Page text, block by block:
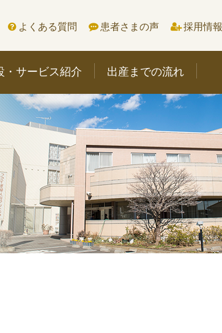
よくある質問 患者さまの声 採用情報
・サービス紹介
出産までの流れ